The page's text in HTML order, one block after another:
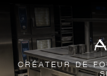
CRÉATEUR DE